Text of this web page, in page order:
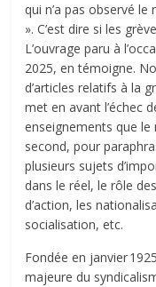
qui n’a pas observé
». C’est dire si les
L’ouvrage paru à
2025, en témoigne.
d’articles relatifs à la
met en avant l’échec
enseignements que
second, pour
plusieurs sujets
dans le réel, le rôle
d’action, les
socialisation, etc.
Fondée en janvier
majeure du